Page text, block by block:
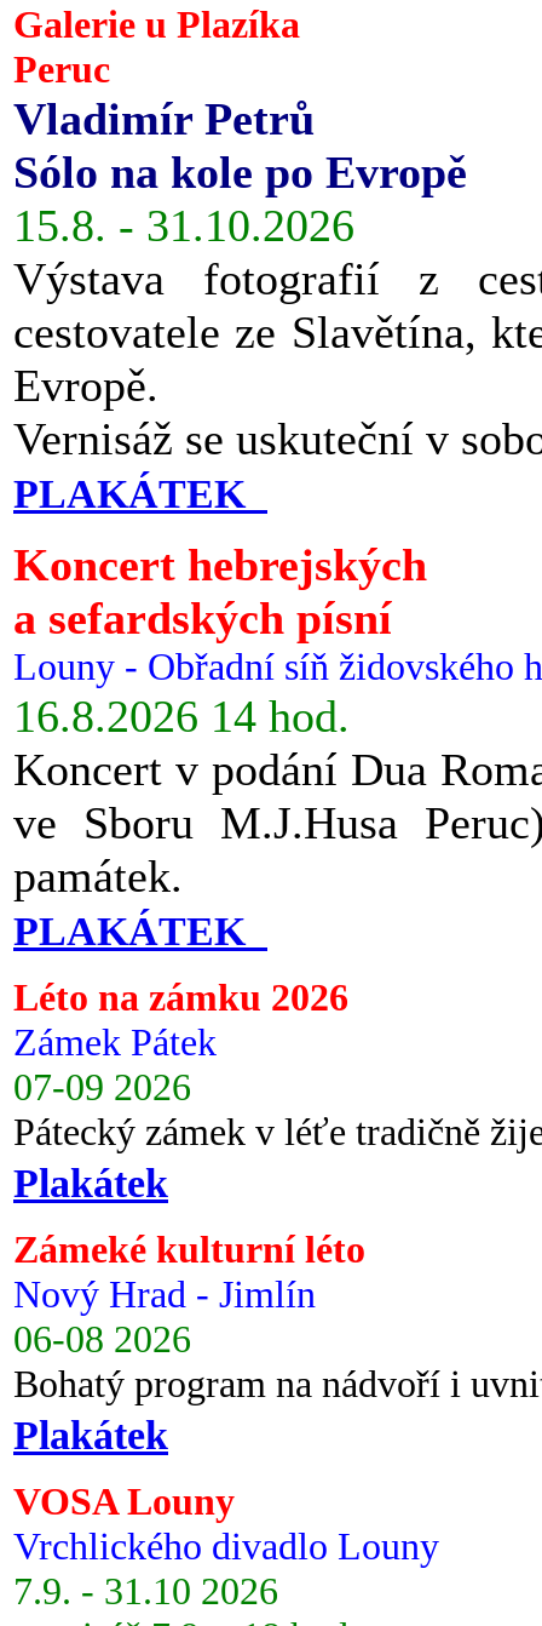
Galerie u Plazíka
Peruc
Vladimír Petrů
Sólo na kole po Evropě
15.8. - 31.10.2026
Výstava fotografií z
cestovatele ze Slavětína,
Evropě.
Vernisáž se uskuteční v
PLAKÁTEK
Koncert hebrejských
a sefardských písní
Louny - Obřadní síň židovského
16.8.2026 14 hod.
Koncert v podání Dua
ve Sboru M.J.Husa
památek.
PLAKÁTEK
Léto na zámku 2026
Zámek Pátek
07-09 2026
Pátecký zámek v léťe tradičně
Plakátek
Zámeké kulturní léto
Nový Hrad - Jimlín
06-08 2026
Bohatý program na nádvoří i
Plakátek
VOSA Louny
Vrchlického divadlo Louny
7.9. - 31.10 2026